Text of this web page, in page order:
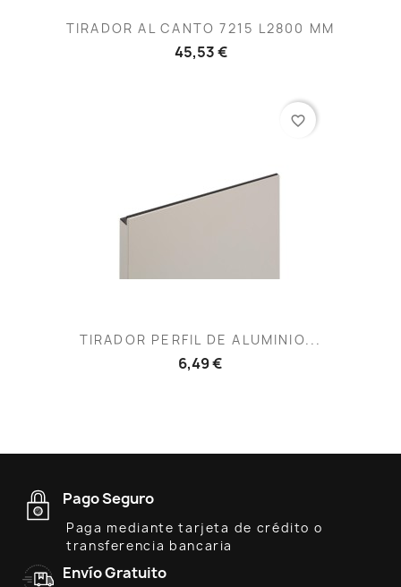
TIRADOR AL CANTO 7215 L2800 MM
45,53 €
TIRADOR PERFIL DE ALUMINIO...
6,49 €
favorite_border
Pago Seguro
Paga mediante tarjeta de crédito o
transferencia bancaria
Envío Gratuito